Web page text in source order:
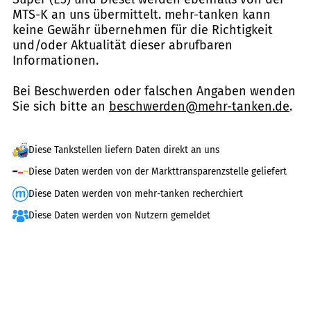
MTS-K an uns übermittelt. mehr-tanken kann
keine Gewähr übernehmen für die Richtigkeit
und/oder Aktualität dieser abrufbaren
Informationen.
Bei Beschwerden oder falschen Angaben wenden
Sie sich bitte an beschwerden@mehr-tanken.de.
Diese Tankstellen liefern Daten direkt an uns
Diese Daten werden von der Markttransparenzstelle geliefert
Diese Daten werden von mehr-tanken recherchiert
Diese Daten werden von Nutzern gemeldet